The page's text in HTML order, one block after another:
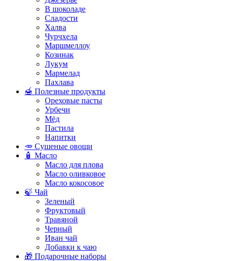
В шоколаде
Сладости
Халва
Чурчхела
Маршмеллоу
Козинак
Лукум
Мармелад
Пахлава
🍯 Полезные продукты
Ореховые пасты
Урбечи
Мёд
Пастила
Напитки
🥕 Сушеные овощи
🧴 Масло
Масло для плова
Масло оливковое
Масло кокосовое
🍃 Чай
Зеленый
Фруктовый
Травяной
Черный
Иван чай
Добавки к чаю
🎁 Подарочные наборы